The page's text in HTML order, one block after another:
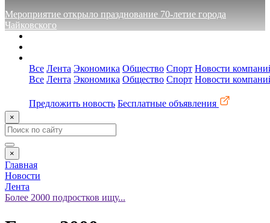
Мероприятие открыло празднование 70-летие города
Чайковского
Все Лента Экономика Общество Спорт Новости
Все Лента Экономика Общество Спорт Новости
Предложить новость Бесплатные объявления
×
×
Главная
Новости
Лента
Более 2000 подростков ищу...